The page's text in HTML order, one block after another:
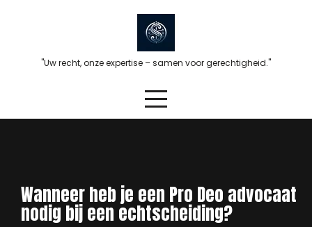
"Uw recht, onze expertise – samen voor gerechtigheid."
Wanneer heb je een Pro Deo advocaat
nodig bij een echtscheiding?